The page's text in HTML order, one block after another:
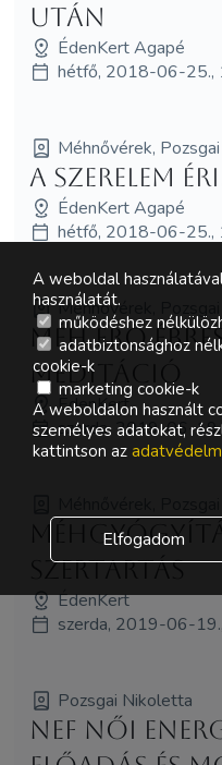
után
ÉdenKert Agapé
hétfő, 2018-06-25.,
Méhnővérek,
A SzerElem
ÉdenKert Agapé
hétfő, 2018-06-25.,
Méhnővérek, Pozsgai
Méh Erő
meditáció
ÉdenKert
szerda, 2019-06-
szertartás
ÉdenKert
szerda, 2019-06-
Pozsgai Nikoletta
NEF Női
A weboldal
használatát.
működéshez
adatbiztonsághoz
cookie-k
marketing cookie-k
A weboldalon használt
személyes adatokat,
kattintson az
Elfogadom